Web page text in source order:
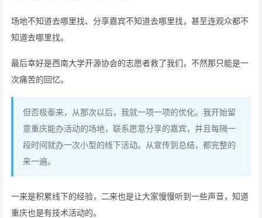
场地不知道去哪里找、分享嘉宾不知道去哪里找，甚至连观众都不
知道去哪里找。
最后幸好是西南大学开源协会的志愿者救了我们，不然那只能是一
次痛苦的回忆。
但否极泰来，从那次以后，我就一项一项的优化。我开始留
意重庆能办活动的场地，联系愿意分享的嘉宾，并且每隔一
段时间就办一次小型的线下活动。从宣传到总结，都完整的
来一遍。
一来是积累线下的经验，二来也是让大家慢慢听到一些声音，知道
重庆也是有技术活动的。